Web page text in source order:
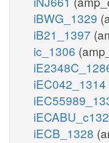
iBWG_1329
iB21_1397
ic_1306
iEC042_1314
iECB_1328